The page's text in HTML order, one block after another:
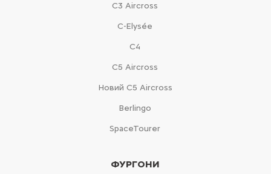
С3 Aircross
C-Elysée
С4
С5 Aircross
Новий С5 Aircross
Berlingo
SpaceTourer
ФУРГОНИ